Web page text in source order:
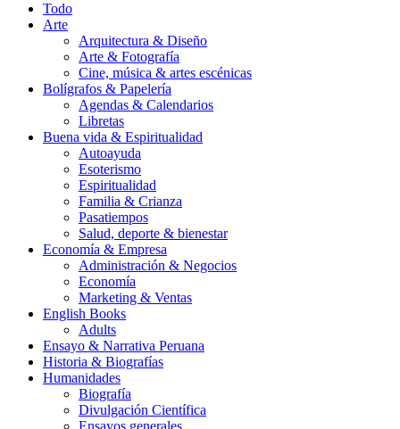
Todo
Arte
Arquitectura & Diseño
Arte & Fotografía
Cine, música & artes escénicas
Bolígrafos & Papelería
Agendas & Calendarios
Libretas
Buena vida & Espiritualidad
Autoayuda
Esoterismo
Espiritualidad
Familia & Crianza
Pasatiempos
Salud, deporte & bienestar
Economía & Empresa
Administración & Negocios
Economía
Marketing & Ventas
English Books
Adults
Ensayo & Narrativa Peruana
Historia & Biografías
Humanidades
Biografía
Divulgación Científica